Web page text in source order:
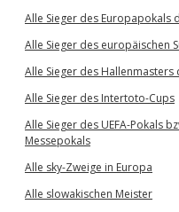
Alle Sieger des Europapokals
Alle Sieger des europäischen
Alle Sieger des Hallenmasters
Alle Sieger des Intertoto-Cups
Alle Sieger des UEFA-Pokals
Messepokals
Alle sky-Zweige in Europa
Alle slowakischen Meister